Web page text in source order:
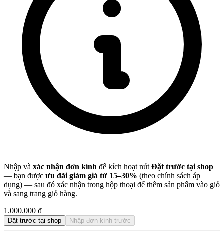
Nhập và xác nhận đơn kính để kích hoạt nút Đặt trước tại shop
— bạn được ưu đãi giảm giá từ 15–30% (theo chính sách áp
dụng) — sau đó xác nhận trong hộp thoại để thêm sản phẩm vào giỏ
và sang trang giỏ hàng.
1.000.000 ₫
Đặt trước tại shop Nhập đơn kính trước